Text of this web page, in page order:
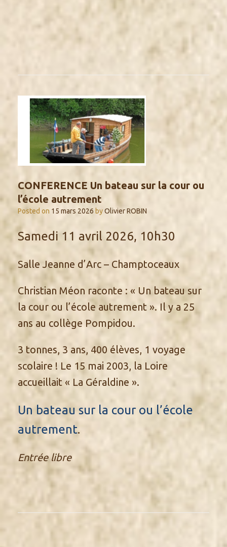
CONFERENCE Un bateau sur la cour ou
l’école autrement
Posted on 15 mars 2026 byOlivier ROBIN
Samedi 11 avril 2026, 10h30
Salle Jeanne d’Arc – Champtoceaux
Christian Méon raconte : « Un bateau sur
la cour ou l’école autrement ». Il y a 25
ans au collège Pompidou.
3 tonnes, 3 ans, 400 élèves, 1 voyage
scolaire ! Le 15 mai 2003, la Loire
accueillait « La Géraldine ».
Un bateau sur la cour ou l’école
autrement.
Entrée libre